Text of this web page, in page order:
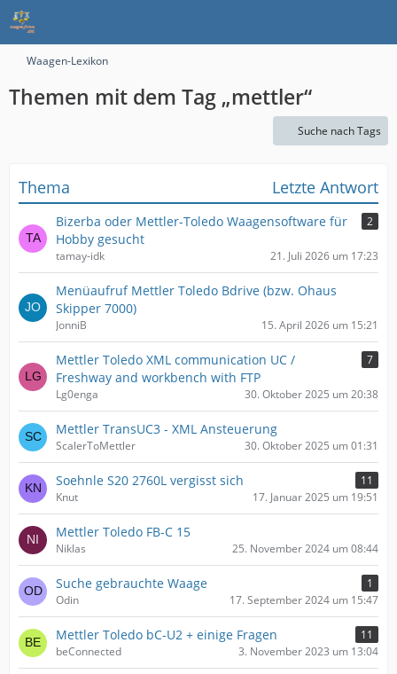
Waagen-Lexikon
Themen mit dem Tag „mettler“
Suche nach Tags
Thema Letzte Antwort
Bizerba oder Mettler-Toledo Waagensoftware für
Hobby gesucht
2
tamay-idk 21. Juli 2026 um 17:23
Menüaufruf Mettler Toledo Bdrive (bzw. Ohaus
Skipper 7000)
JonniB 15. April 2026 um 15:21
Mettler Toledo XML communication UC /
Freshway and workbench with FTP
7
Lg0enga 30. Oktober 2025 um 20:38
Mettler TransUC3 - XML Ansteuerung
ScalerToMettler 30. Oktober 2025 um 01:31
Soehnle S20 2760L vergisst sich
11
Knut
17. Januar 2025 um 19:51
Mettler Toledo FB-C 15
Niklas 25. November 2024 um 08:44
Suche gebrauchte Waage
1
Odin
17. September 2024 um 15:47
Mettler Toledo bC-U2 + einige Fragen
11
beConnected
3. November 2023 um 13:04